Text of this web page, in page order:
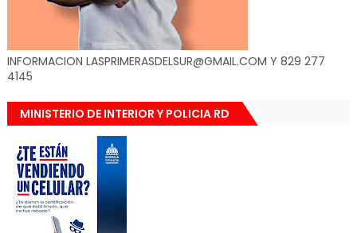
INFORMACION LASPRIMERASDELSUR@GMAIL.COM Y 829 277
4145
MINISTERIO DE INTERIOR Y POLICIA RD